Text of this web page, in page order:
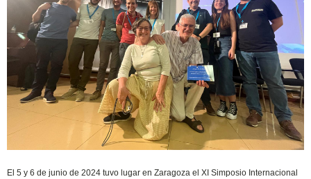
El 5 y 6 de junio de 2024 tuvo lugar en Zaragoza el XI Simposio Internacional